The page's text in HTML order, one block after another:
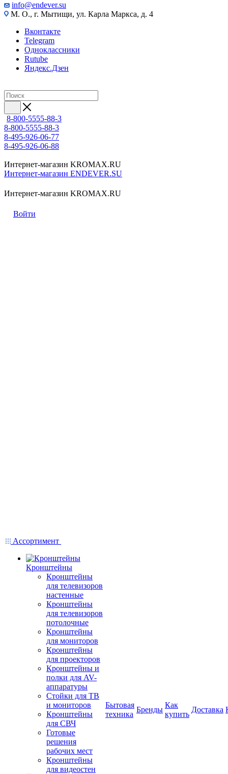
info@endever.su
М. О., г. Мытищи, ул. Карла Маркса, д. 4
Вконтакте
Telegram
Одноклассники
Rutube
Яндекс.Дзен
8-800-5555-88-3
8-800-5555-88-3
8-495-926-06-77
8-495-926-06-88
Интернет-магазин KROMAX.RU
Интернет-магазин ENDEVER.SU
Интернет-магазин KROMAX.RU
Войти
Ассортимент
Кронштейны
Кронштейны
для телевизоров
настенные
Кронштейны
для телевизоров
потолочные
Кронштейны
для мониторов
Кронштейны
для проекторов
Кронштейны и
полки для AV-
аппаратуры
Стойки для ТВ
и мониторов
Кронштейны
для СВЧ
Готовые
решения
рабочих мест
Кронштейны
для видеостен
Бытовая
техника
Бренды
Как
купить
Доставка